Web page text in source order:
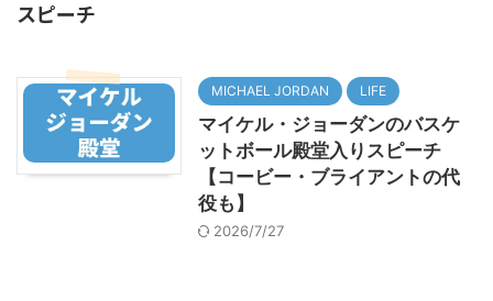
スピーチ
MICHAEL JORDAN LIFE
マイケル・ジョーダンのバスケ
ットボール殿堂入りスピーチ
【コービー・ブライアントの代
役も】
2026/7/27